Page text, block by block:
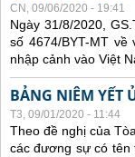
CN, 09/06/2020 - 19:41
Ngày 31/8/2020,
số 4674/BYT-MT
nhập cảnh vào Việt
BẢNG NIÊM YẾT
T3, 09/01/2020 - 11:44
Theo đề nghị của
các đương sự có tên